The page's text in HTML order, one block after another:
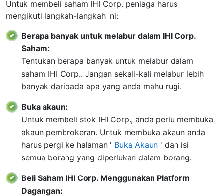
Untuk membeli saham IHI Corp. peniaga harus
mengikuti langkah-langkah ini:
Berapa banyak untuk melabur dalam IHI Corp.
Saham:
Tentukan berapa banyak untuk melabur dalam
saham IHI Corp.. Jangan sekali-kali melabur lebih
banyak daripada apa yang anda mahu rugi.
Buka akaun:
Untuk membeli stok IHI Corp., anda perlu membuka
akaun pembrokeran. Untuk membuka akaun anda
harus pergi ke halaman ' Buka Akaun ' dan isi
semua borang yang diperlukan dalam borang.
Beli Saham IHI Corp. Menggunakan Platform
Dagangan: